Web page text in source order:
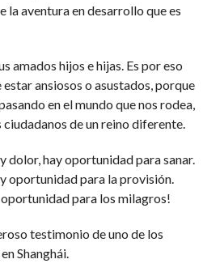
la aventura en desarrollo que es
amados hijos e hijas. Es por eso
estar ansiosos o asustados, porque
en el mundo que nos rodea,
de un reino diferente.
dolor, hay oportunidad para sanar.
oportunidad para la provisión.
oportunidad para los milagros!
testimonio de uno de los
Shanghái.